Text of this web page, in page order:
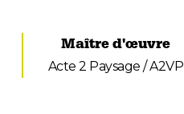
Maître d'œuvre
Acte 2 Paysage / A2VP